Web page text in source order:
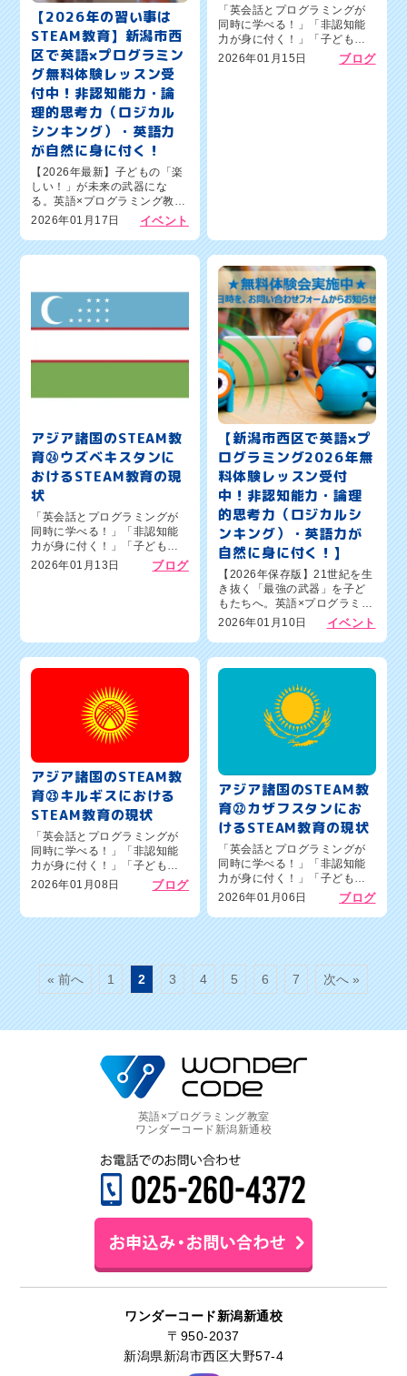
【2026年の習い事は
STEAM教育】新潟市西
区で英語×プログラミン
グ無料体験レッスン受
付中！非認知能力・論
理的思考力（ロジカル
シンキング）・英語力
が自然に身に付く！
【2026年最新】子どもの「楽
しい！」が未来の武器にな
る。英語×プログラミング教室
「ワンダーコード新潟新通
校」で新しい学び、はじめま
せんか？新潟市西区の保護者
ーコー...
2026年01月17日 イベント
「英会話とプログラミングが
同時に学べる！」「非認知能
力が身に付く！」「子どもの
習い事の人気コンテンツ」新
潟市西区の英語×プログラミン
2026年01月15日 ブログ
アジア諸国のSTEAM教
育㉔ウズベキスタンに
おけるSTEAM教育の現
状
「英会話とプログラミングが
同時に学べる！」「非認知能
力が身に付く！」「子どもの
習い事の人気コンテンツ」新
潟市西区の英語×プログラミン
2026年01月13日 ブログ
【新潟市西区で英語×プ
ログラミング2026年無
料体験レッスン受付
中！非認知能力・論理
的思考力（ロジカルシ
ンキング）・英語力が
自然に身に付く！】
【2026年保存版】21世紀を生
き抜く「最強の武器」を子ど
もたちへ。英語×プログラミン
グ教室ワンダーコード新潟新
通校が提案する、新しい学び
のカタチ新潟市西区の保護者
の皆さま、こんにちは。英語×
プログラミング教室「ワンダ
2026年01月10日 イベント
アジア諸国のSTEAM教
育㉓キルギスにおける
STEAM教育の現状
「英会話とプログラミングが
同時に学べる！」「非認知能
力が身に付く！」「子どもの
習い事の人気コンテンツ」新
潟市西区の英語×プログラミン
通校のオーナー森憲一郎で
す。本日のブログテーマは、
『アジア諸国...
2026年01月08日 ブログ
アジア諸国のSTEAM教
育㉒カザフスタンにお
けるSTEAM教育の現状
「英会話とプログラミングが
同時に学べる！」「非認知能
力が身に付く！」「子どもの
習い事の人気コンテンツ」新
潟市西区の英語×プログラミン
グ教室ワンダーコード新潟新
通校のオーナー森憲一郎で
す。本日のブログテーマは、
『アジア諸国...
2026年01月06日 ブログ
« 前へ 1 2 3 4 5 6 7 次へ »
英語×プログラミング教室
ワンダーコード新潟新通校
ワンダーコード新潟新通校
〒950-2037
新潟県新潟市西区大野57-4